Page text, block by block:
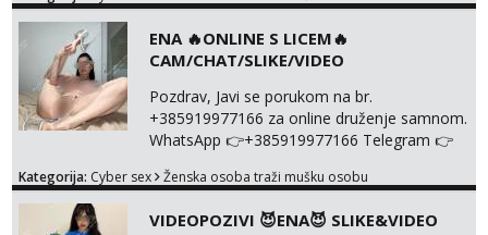
ENA 🔥ONLINE S LICEM🔥
CAM/CHAT/SLIKE/VIDEO
Pozdrav, Javi se porukom na br.
+385919977166 za online druženje samnom.
WhatsApp 👉+385919977166 Telegram 👉
solo i s partnerom, kolegicama
haljine, štikle, samostojeće itd. Nudim
Kategorija: Cyber sex Ženska osoba traži mušku osobu
VIDEOPOZIVI 😈ENA😈 SLIKE&VIDEO